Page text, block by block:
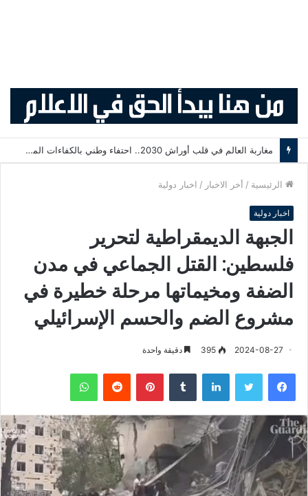
مغاربة العالم في قلب أوراش 2030.. احتفاء وطني بالكفاءات المغربية المقيمة بالخارج
الرئيسية / أخر الاخبار / اخبار دولية
اخبار دولية
الجبهة الديمقراطية لتحرير
فلسطين: القتل الجماعي في مدن
الضفة ومخيماتها مرحلة خطيرة في
مشروع الضم والحسم الإسرائيلي
2024-08-27
395 دقيقة واحدة
فيسبوك لينكدإن بينتيريست